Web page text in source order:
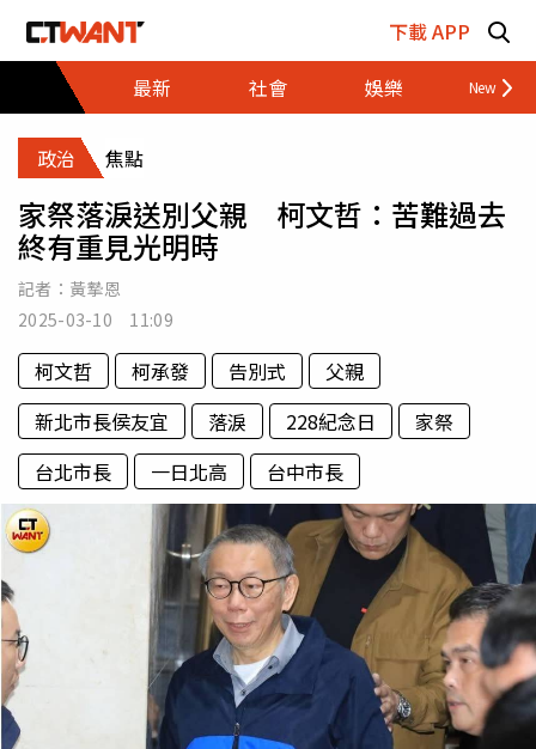
下載 APP
最新
社會 娛樂 財經
政治 焦點
家祭落淚送別父親 柯文哲：苦難過去
終有重見光明時
記者： 黃摯恩
2025-03-10 11:09
柯文哲 柯承發 告別式
父親
新北市長侯友宜
落淚 228紀念日
家祭
台北市長
一日北高 台中市長